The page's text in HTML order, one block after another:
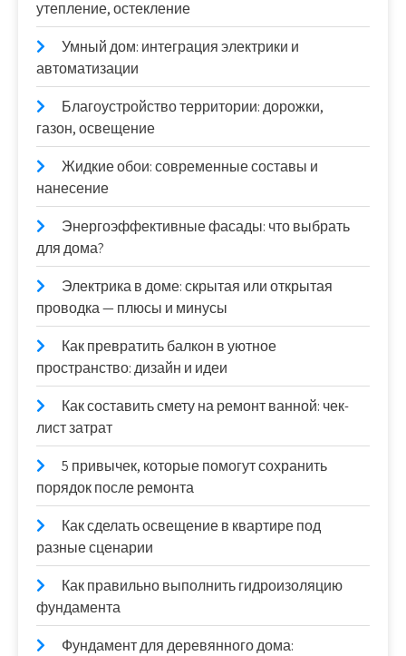
утепление, остекление
Умный дом: интеграция электрики и
автоматизации
Благоустройство территории: дорожки,
газон, освещение
Жидкие обои: современные составы и
нанесение
Энергоэффективные фасады: что выбрать
для дома?
Электрика в доме: скрытая или открытая
проводка — плюсы и минусы
Как превратить балкон в уютное
пространство: дизайн и идеи
Как составить смету на ремонт ванной: чек-
лист затрат
5 привычек, которые помогут сохранить
порядок после ремонта
Как сделать освещение в квартире под
разные сценарии
Как правильно выполнить гидроизоляцию
фундамента
Фундамент для деревянного дома: